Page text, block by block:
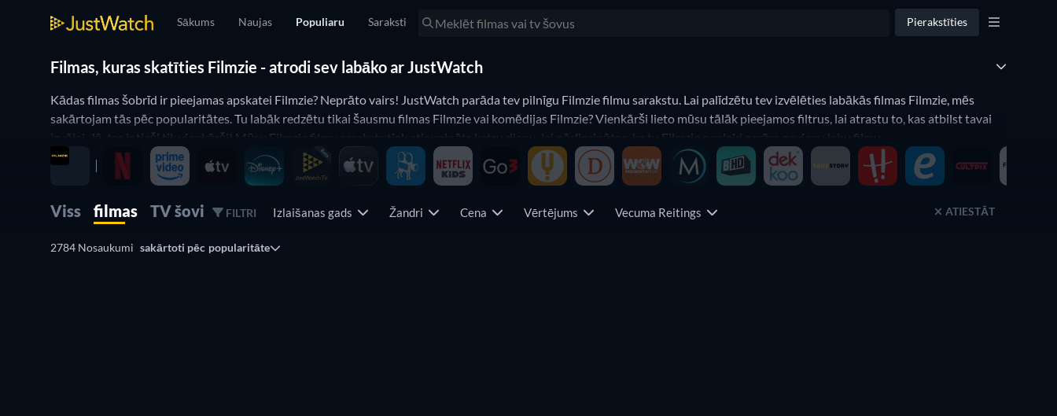
Sākums Naujas Populiaru Saraksti Pierakstīties
Filmas, kuras skatīties Filmzie - atrodi sev labāko ar JustWatch
Kādas filmas šobrīd ir pieejamas apskatei Filmzie? Neprāto vairs! JustWatch parāda tev pilnīgu Filmzie filmu sarakstu. Lai palīdzētu tev izvēlēties labākās filmas Filmzie, mēs
sakārtojam tās pēc popularitātes. Tu labāk redzētu tikai šausmu filmas Filmzie vai komēdijas Filmzie? Vienkārši lieto mūsu tālāk pieejamos filtrus, lai atrastu to, kas atbilst tavai
izvēlei. Jā, tas ir tieši tik vienkārši! Mūsu Filmzie filmu saraksts tiek atjaunināts katru dienu, lai pārliecinātos, ka tu Filmzie neplaid garām nevienu labu filmu.
Viss filmas TV šovi FILTRI Izlaišanas gads Žandri Cena Vērtējums Vecuma Reitings ATIESTĀT
2784 Nosaukumi sakārtoti pēc popularitāte